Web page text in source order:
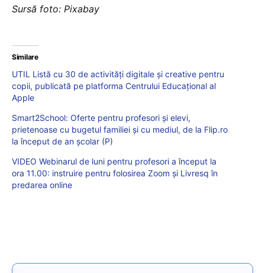
Sursă foto: Pixabay
Similare
UTIL Listă cu 30 de activități digitale și creative pentru
copii, publicată pe platforma Centrului Educațional al
Apple
Smart2School: Oferte pentru profesori și elevi,
prietenoase cu bugetul familiei și cu mediul, de la Flip.ro
la început de an școlar (P)
VIDEO Webinarul de luni pentru profesori a început la
ora 11.00: instruire pentru folosirea Zoom și Livresq în
predarea online